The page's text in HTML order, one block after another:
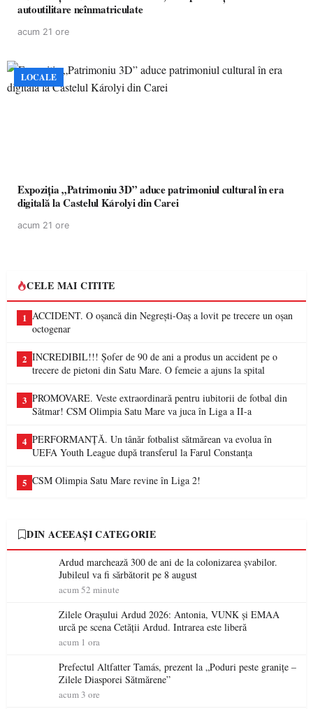
autoutilitare neînmatriculate
acum 21 ore
LOCALE
Expoziția „Patrimoniu 3D” aduce patrimoniul cultural în era
digitală la Castelul Károlyi din Carei
acum 21 ore
CELE MAI CITITE
1 ACCIDENT. O oșancă din Negrești-Oaș a lovit pe trecere un oșan
octogenar
2 INCREDIBIL!!! Șofer de 90 de ani a produs un accident pe o
trecere de pietoni din Satu Mare. O femeie a ajuns la spital
3 PROMOVARE. Veste extraordinară pentru iubitorii de fotbal din
Sătmar! CSM Olimpia Satu Mare va juca în Liga a II-a
4 PERFORMANȚĂ. Un tânăr fotbalist sătmărean va evolua în
UEFA Youth League după transferul la Farul Constanța
5 CSM Olimpia Satu Mare revine în Liga 2!
DIN ACEEAȘI CATEGORIE
Ardud marchează 300 de ani de la colonizarea șvabilor.
Jubileul va fi sărbătorit pe 8 august
acum 52 minute
Zilele Orașului Ardud 2026: Antonia, VUNK și EMAA
urcă pe scena Cetății Ardud. Intrarea este liberă
acum 1 ora
Prefectul Altfatter Tamás, prezent la „Poduri peste granițe –
Zilele Diasporei Sătmărene”
acum 3 ore